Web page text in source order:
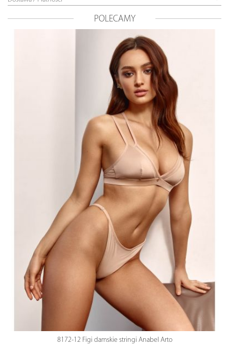
POLECAMY
8172-12 Figi damskie stringi Anabel Arto